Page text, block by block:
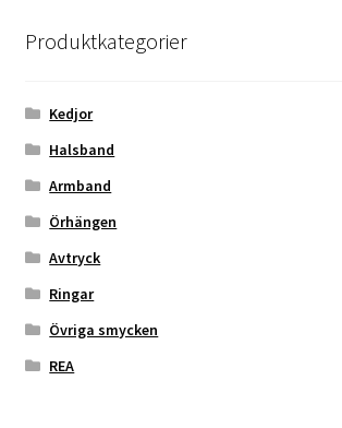
Produktkategorier
Kedjor
Halsband
Armband
Örhängen
Avtryck
Ringar
Övriga smycken
REA